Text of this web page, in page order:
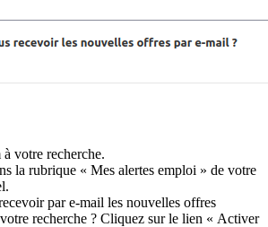
votre recherche.
la rubrique « Mes alertes emploi » de votre
par e-mail les nouvelles offres
recherche ? Cliquez sur le lien « Activer